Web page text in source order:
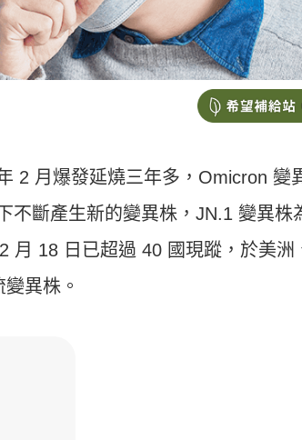
2 月爆發延燒三年多， Omicron 變
不斷產生新的變異株，JN.1 變異株
月 18 日已超過 40 國現蹤，於美洲
異株。